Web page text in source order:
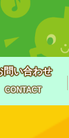
問い合わせ
CONTACT